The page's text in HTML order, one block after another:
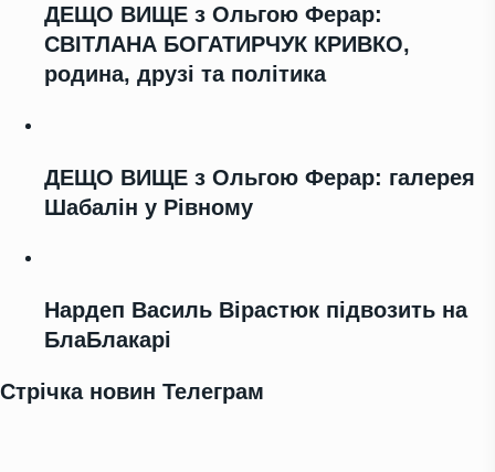
ДЕЩО ВИЩЕ з Ольгою Ферар:
СВІТЛАНА БОГАТИРЧУК КРИВКО,
родина, друзі та політика
ДЕЩО ВИЩЕ з Ольгою Ферар: галерея
Шабалін у Рівному
Нардеп Василь Вірастюк підвозить на
БлаБлакарі
Стрічка новин Телеграм